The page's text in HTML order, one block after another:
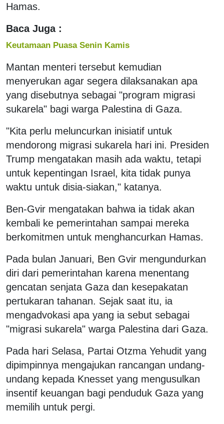
Hamas.
Baca Juga :
Keutamaan Puasa Senin Kamis
Mantan menteri tersebut kemudian
menyerukan agar segera dilaksanakan apa
yang disebutnya sebagai "program migrasi
sukarela" bagi warga Palestina di Gaza.
"Kita perlu meluncurkan inisiatif untuk
mendorong migrasi sukarela hari ini. Presiden
Trump mengatakan masih ada waktu, tetapi
untuk kepentingan Israel, kita tidak punya
waktu untuk disia-siakan," katanya.
Ben-Gvir mengatakan bahwa ia tidak akan
kembali ke pemerintahan sampai mereka
berkomitmen untuk menghancurkan Hamas.
Pada bulan Januari, Ben Gvir mengundurkan
diri dari pemerintahan karena menentang
gencatan senjata Gaza dan kesepakatan
pertukaran tahanan. Sejak saat itu, ia
mengadvokasi apa yang ia sebut sebagai
"migrasi sukarela" warga Palestina dari Gaza.
Pada hari Selasa, Partai Otzma Yehudit yang
dipimpinnya mengajukan rancangan undang-
undang kepada Knesset yang mengusulkan
insentif keuangan bagi penduduk Gaza yang
memilih untuk pergi.